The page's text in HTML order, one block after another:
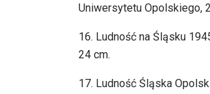
Uniwersytetu Opolskiego,
16. Ludność na Śląsku
24 cm.
17. Ludność Śląska